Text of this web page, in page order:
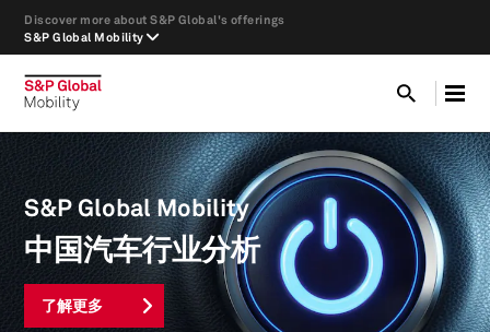
S&P Global Mobility
Discover more about S&P Global's offerings
S&P Global Mobility
中国汽车行业分析
了解更多